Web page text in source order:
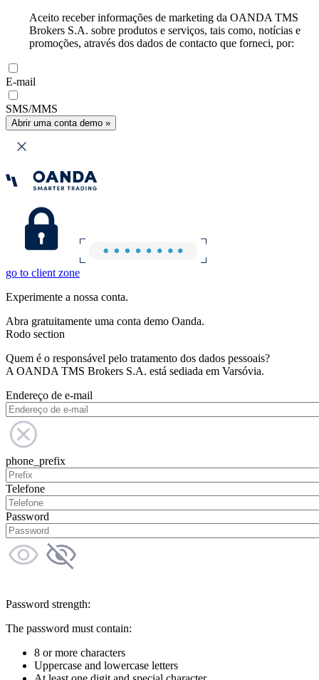
Aceito receber informações de marketing da OANDA TMS
Brokers S.A. sobre produtos e serviços, tais como, notícias e
promoções, através dos dados de contacto que forneci, por:
E-mail
SMS/MMS
Abrir uma conta demo »
go to client zone
Experimente a nossa conta.
Abra gratuitamente uma conta demo Oanda.
Rodo section
Quem é o responsável pelo tratamento dos dados pessoais?
A OANDA TMS Brokers S.A. está sediada em Varsóvia.
Endereço de e-mail
phone_prefix
Telefone
Password
Password strength:
The password must contain:
8 or more characters
Uppercase and lowercase letters